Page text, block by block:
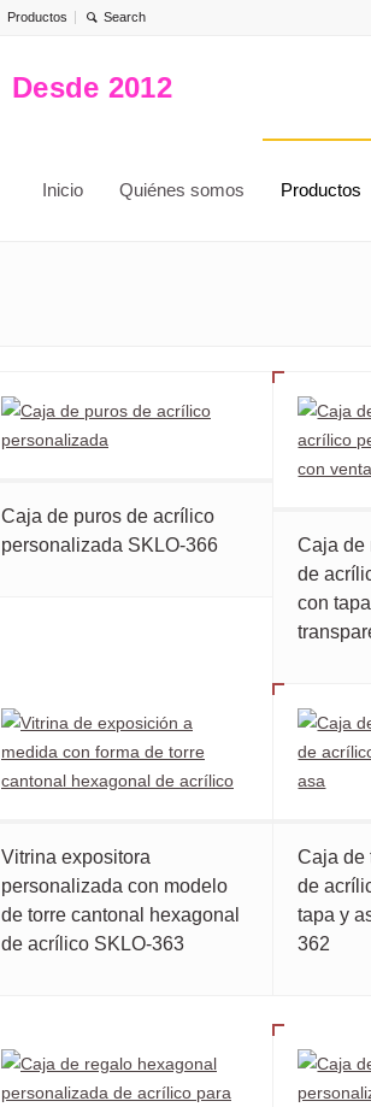
Productos
Desde 2012
Inicio Quiénes somos Productos
Caja de puros de acrílico
personalizada SKLO-366
Caja de
de
con
Vitrina expositora
personalizada con modelo
de torre cantonal hexagonal
de acrílico SKLO-363
Caja de
de
tapa y
362